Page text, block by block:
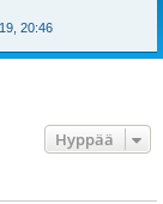
20:46
Hyppää